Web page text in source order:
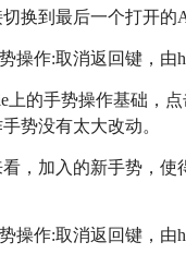
换到最后一个打开的
上的手势操作基础，
势没有太大改动。
，加入的新手势，